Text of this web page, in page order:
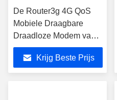
De Router3g 4G QoS
Mobiele Draagbare
Draadloze Modem van
OLAX MF981 MIFI Wifi
Krijg Beste Prijs